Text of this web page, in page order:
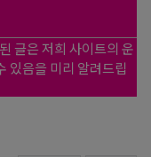
글은 저희 사이트의 운
있음을 미리 알려드립